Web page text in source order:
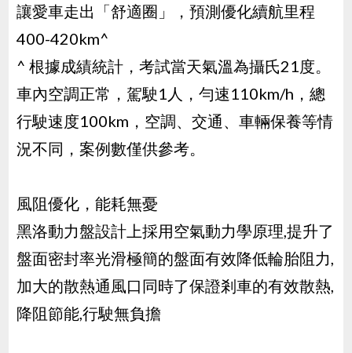
讓愛車走出「舒適圈」，預測優化續航里程
400-420km^
^ 根據成績統計，考試當天氣溫為攝氏21度。
車內空調正常，駕駛1人，勻速110km/h，總
行駛速度100km，空調、交通、車輛保養等情
況不同，案例數僅供參考。
風阻優化，能耗無憂
黑洛動力盤設計上採用空氣動力學原理,提升了
盤面密封率光滑極簡的盤面有效降低輪胎阻力,
加大的散熱通風口同時了保證剎車的有效散熱,
降阻節能,行駛無負擔